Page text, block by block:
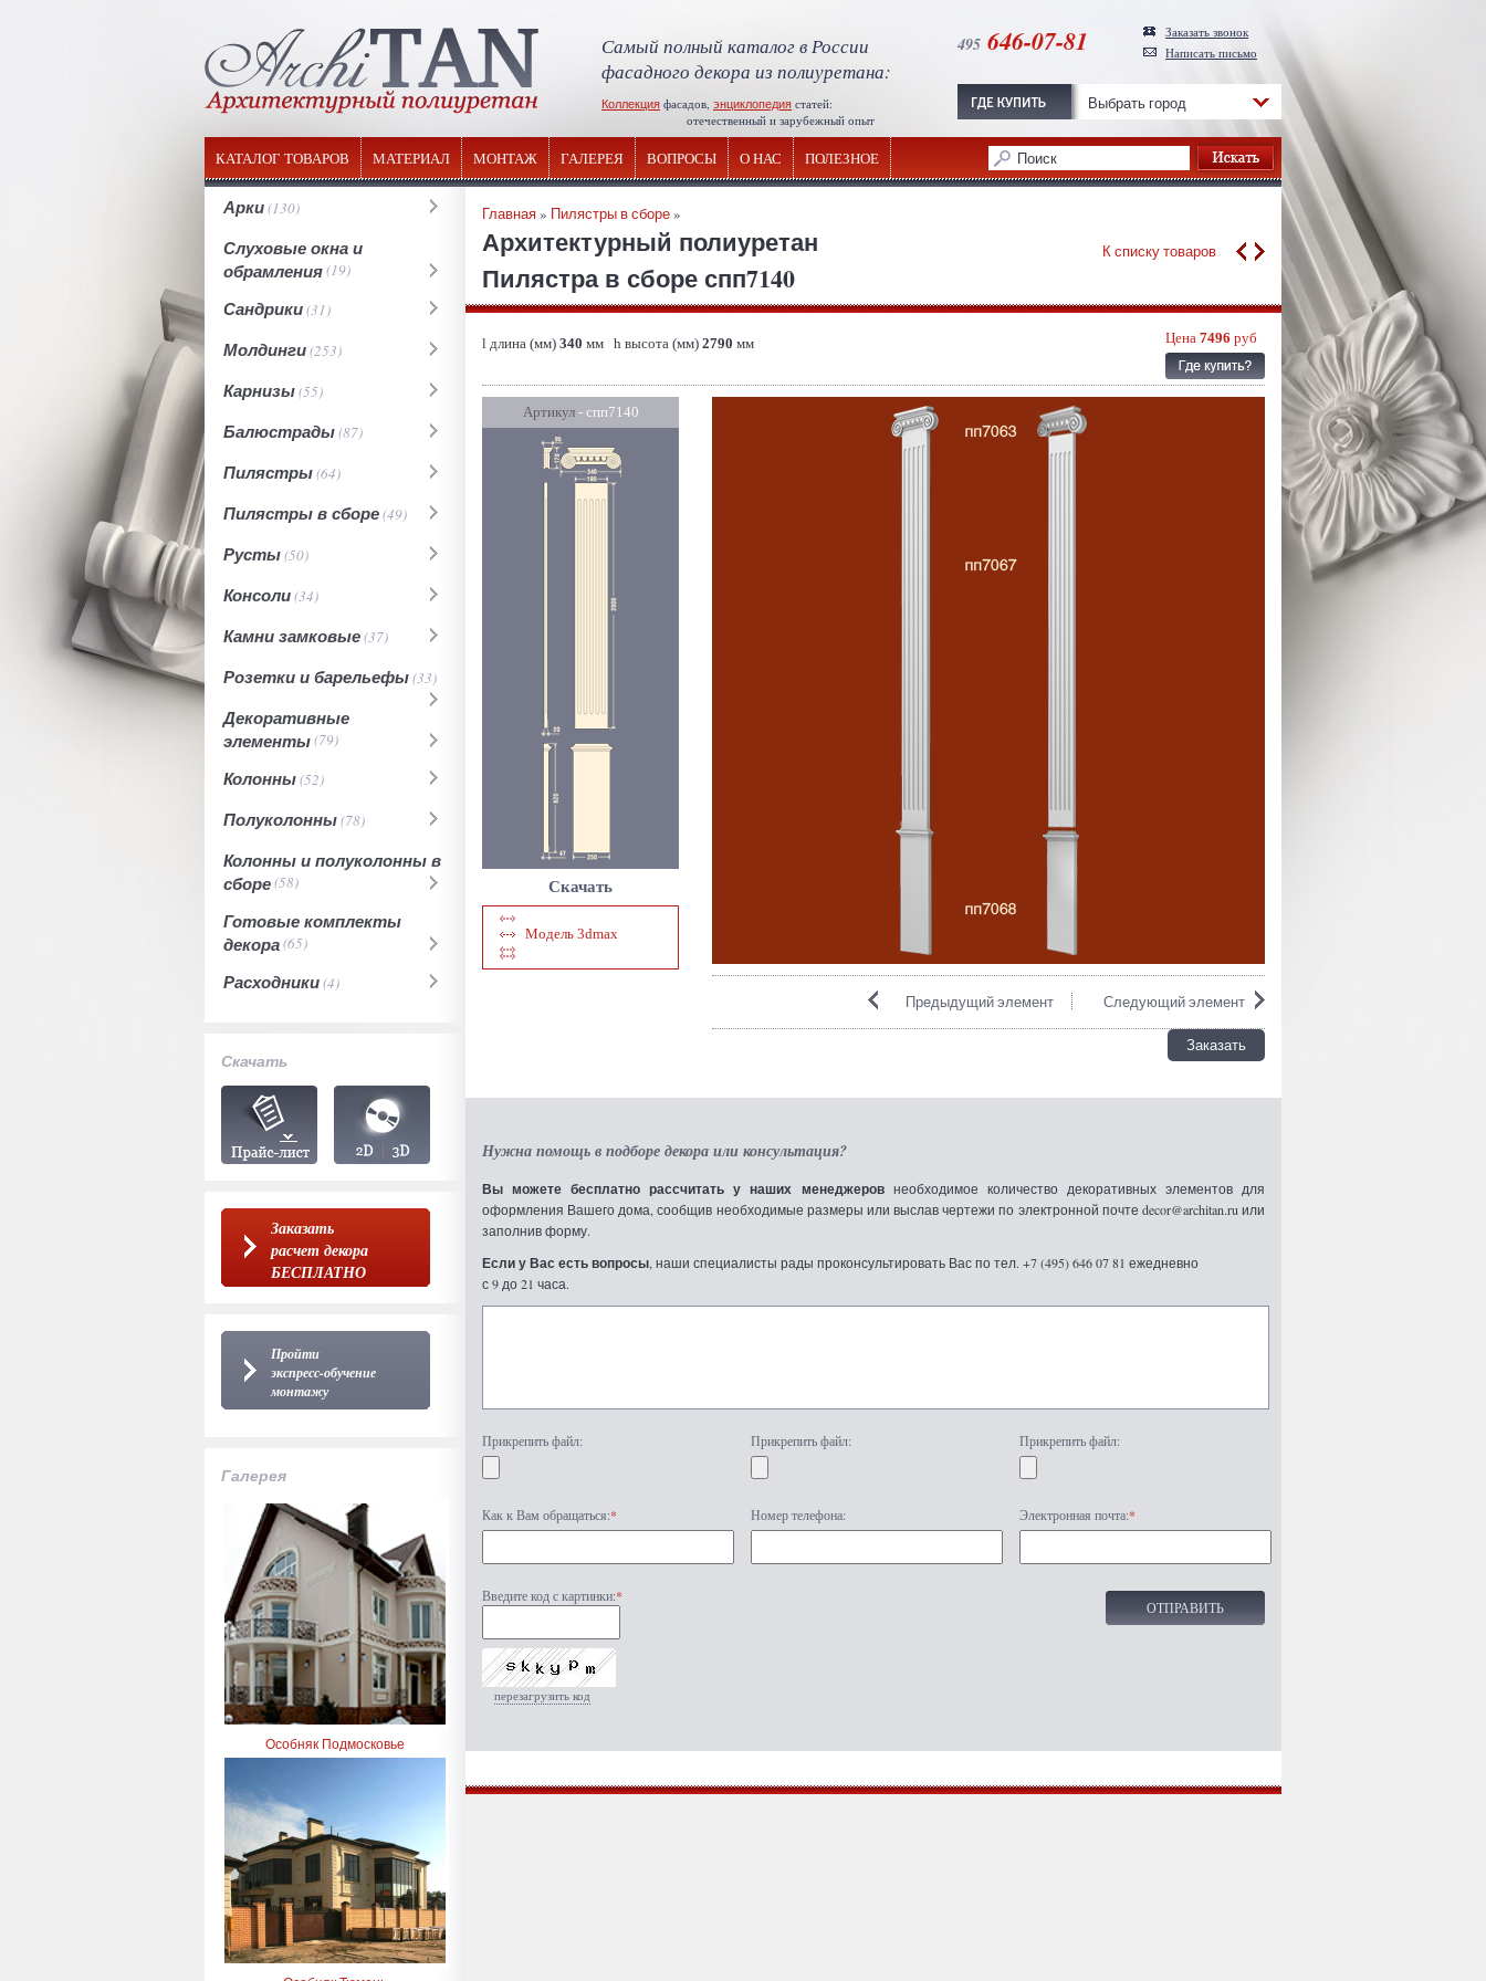
Самый полный каталог в России
фасадного декора из полиуретана:
Коллекция фасадов, энциклопедия статей:
отечественный и зарубежный опыт
495 646-07-81
Заказать звонок
Написать письмо
Выбрать город
КАТАЛОГ ТОВАРОВ МАТЕРИАЛ МОНТАЖ ГАЛЕРЕЯ ВОПРОСЫ О НАС ПОЛЕЗНОЕ
Арки(130)
Слуховые окна и
обрамления(19)
Сандрики(31)
Молдинги(253)
Карнизы(55)
Балюстрады(87)
Пилястры(64)
Пилястры в сборе(49)
Русты(50)
Консоли(34)
Камни замковые(37)
Розетки и барельефы(33)
Декоративные
элементы(79)
Колонны(52)
Полуколонны(78)
Колонны и полуколонны в
сборе(58)
Готовые комплекты
декора(65)
Расходники(4)
Скачать
Заказать
расчет декора
БЕСПЛАТНО
Пройти
экспресс-обучение
монтажу
Галерея
Особняк Подмосковье
Главная» Пилястры в сборе»
Архитектурный полиуретан
Пилястра в сборе спп7140
К списку товаров
l длина (мм) 340 мм h высота (мм) 2790 мм Цена 7496 руб
Артикул- спп7140
Скачать
Модель 3dmax
Следующий элемент
Предыдущий элемент
Заказать
Нужна помощь в подборе декора или консультация?
Вы можете бесплатно рассчитать у наших менеджеровнеобходимое количество декоративных элементов для
оформления Вашего дома, сообщив необходимые размеры или выслав чертежи по электронной почте decor@architan.ru или
заполнив форму.
Если у Вас есть вопросы , наши специалисты рады проконсультировать Вас по тел. +7 (495) 646 07 81 ежедневно
с 9 до 21 часа.
Прикрепить файл: Прикрепить файл: Прикрепить файл:
Как к Вам обращаться:* Номер телефона: Электронная почта:*
Введите код с картинки:*
перезагрузить код